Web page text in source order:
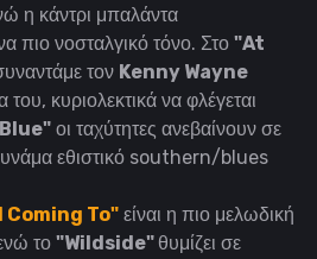
η κάντρι μπαλάντα
πιο νοσταλγικό τόνο. Στο "At
τον Kenny Wayne
του, κυριολεκτικά να φλέγεται
οι ταχύτητες ανεβαίνουν σε
εθιστικό southern/blues
Coming To" είναι η πιο μελωδική
το "Wildside" θυμίζει σε